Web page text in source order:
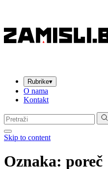
Rubrike▾
O nama
Kontakt
Pretraga:
Skip to content
Oznaka: poreč